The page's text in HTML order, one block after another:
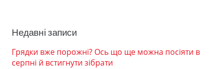
Недавні записи
Грядки вже порожні? Ось що ще можна посіяти в
серпні й встигнути зібрати